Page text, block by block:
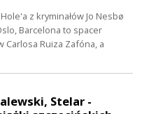
z kryminałów Jo Nesbø
Barcelona to spacer
Ruiza Zafóna, a
Stelar -